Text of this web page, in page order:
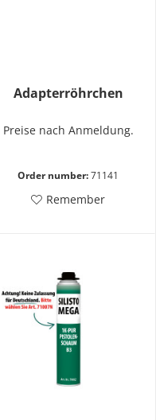
Adapterröhrchen
Preise nach Anmeldung.
Order number:71141
Remember